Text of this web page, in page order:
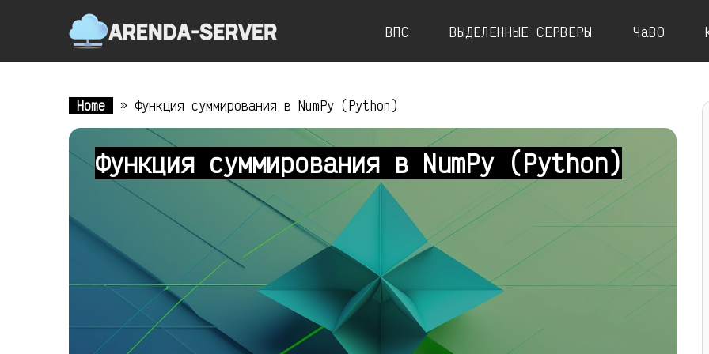
ВПС ВЫДЕЛЕННЫЕ СЕРВЕРЫ ЧаВО
Home » Функция суммирования в NumPy (Python)
Функция суммирования в NumPy (Python)